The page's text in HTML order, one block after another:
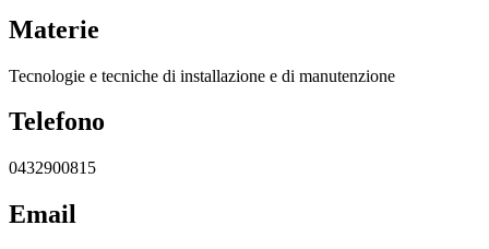
Materie
Tecnologie e tecniche di installazione e di manutenzione
Telefono
0432900815
Email